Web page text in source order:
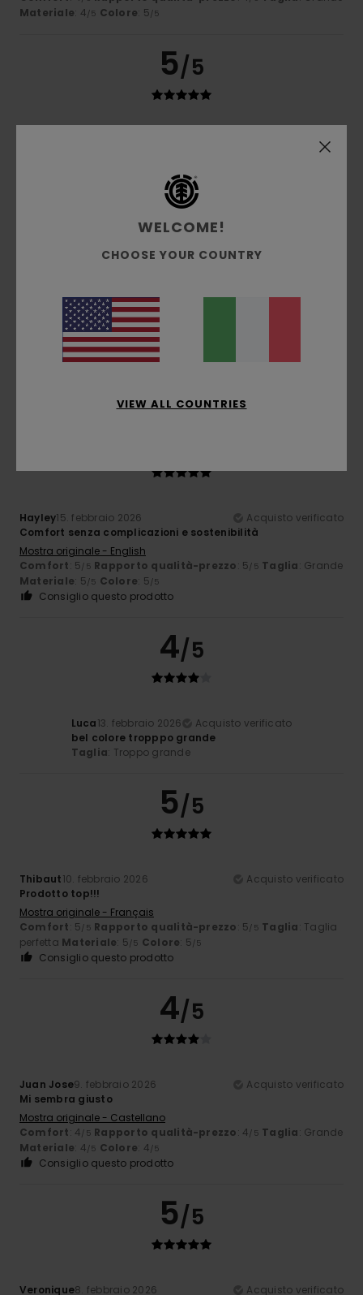
Materiale: 4 /5 Colore: 5 /5
5/5
Acquisto verificato
Rapporto qualità-prezzo
5/5
26. febbraio 2026
Felpa vestibilità comoda, bel tessuto.
Comfort: 5/5 Rapporto qualità-prezzo Taglia: Grande
Hayley15. febbraio 2026
Acquisto verificato
Comfort senza complicazioni e sostenibilità
Mostra originale - English
Comfort: 5 /5 Rapporto qualità-prezzo: 5 /5 Taglia: Grande
Materiale: 5 /5 Colore: 5 /5
Consiglio questo prodotto
4/5
Luca13. febbraio 2026
Acquisto verificato
bel colore tropppo grande
Taglia: Troppo grande
5/5
Thibaut10. febbraio 2026
Acquisto verificato
Prodotto top!!!
Mostra originale - Français
Comfort: 5 /5 Rapporto qualità-prezzo: 5 /5 Taglia: Taglia
perfetta Materiale: 5 /5 Colore: 5 /5
Consiglio questo prodotto
4/5
Juan Jose9. febbraio 2026
Acquisto verificato
Mi sembra giusto
Mostra originale - Castellano
Comfort: 4 /5 Rapporto qualità-prezzo: 4 /5 Taglia: Grande
Materiale: 4 /5 Colore: 4 /5
Consiglio questo prodotto
5/5
Veronique8. febbraio 2026
Acquisto verificato
WELCOME!
CHOOSE YOUR COUNTRY
VIEW ALL COUNTRIES